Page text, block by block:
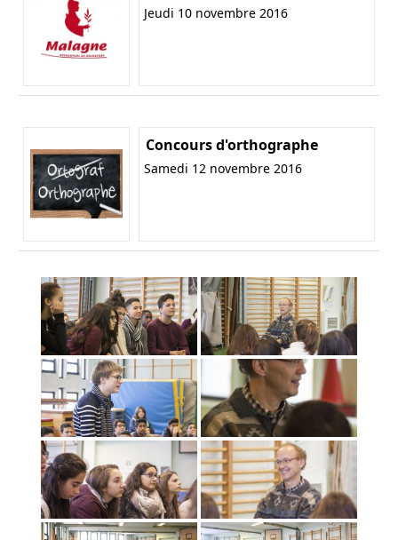
Jeudi 10 novembre 2016
Concours d'orthographe
Samedi 12 novembre 2016